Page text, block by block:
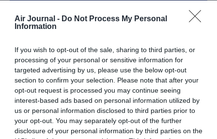
Air Journal - Do Not Process My Personal
Information
If you wish to opt-out of the sale, sharing to third parties, or
processing of your personal or sensitive information for
targeted advertising by us, please use the below opt-out
section to confirm your selection. Please note that after your
opt-out request is processed you may continue seeing
interest-based ads based on personal information utilized by
us or personal information disclosed to third parties prior to
your opt-out. You may separately opt-out of the further
disclosure of your personal information by third parties on the
FAIRE UN DON
Appel aux lecteurs !
Soutenez Air Journal participezà son
développement !